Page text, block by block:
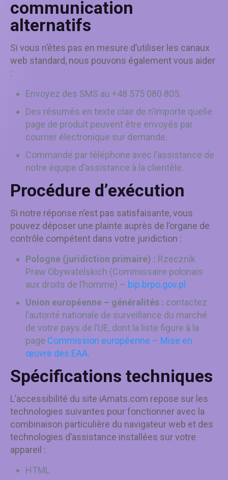
communication
alternatifs
Si vous n’êtes pas en mesure d’utiliser les canaux
web standard, nous pouvons également vous aider
:
Envoyez des SMS au +48 575 080 805.
Des résumés en texte clair de n’importe quelle
page de produit peuvent être envoyés par
courrier électronique sur demande.
Commande par téléphone avec l’assistance de
notre équipe d’assistance à la clientèle.
Procédure d’exécution
Si notre réponse n’est pas satisfaisante, vous
pouvez déposer une plainte auprès de l’organe de
contrôle compétent dans votre juridiction :
Pologne (juridiction primaire) : Rzecznik
Praw Obywatelskich (Commissaire polonais
aux droits de l’homme) – bip.brpo.gov.pl
Union européenne – généralités : contactez
l’autorité nationale de surveillance du marché
de votre pays de l’UE, dont la liste figure à la
page Commission européenne – Mise en
œuvre des EAA.
Spécifications techniques
L’accessibilité du site iAmats.com repose sur les
technologies suivantes pour fonctionner avec la
combinaison particulière du navigateur web et des
technologies d’assistance installées sur votre
appareil :
HTML